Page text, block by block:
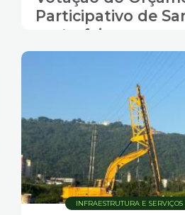
Participativo de
sexta-feira
INFRAESTRUTURA E SERVIÇOS